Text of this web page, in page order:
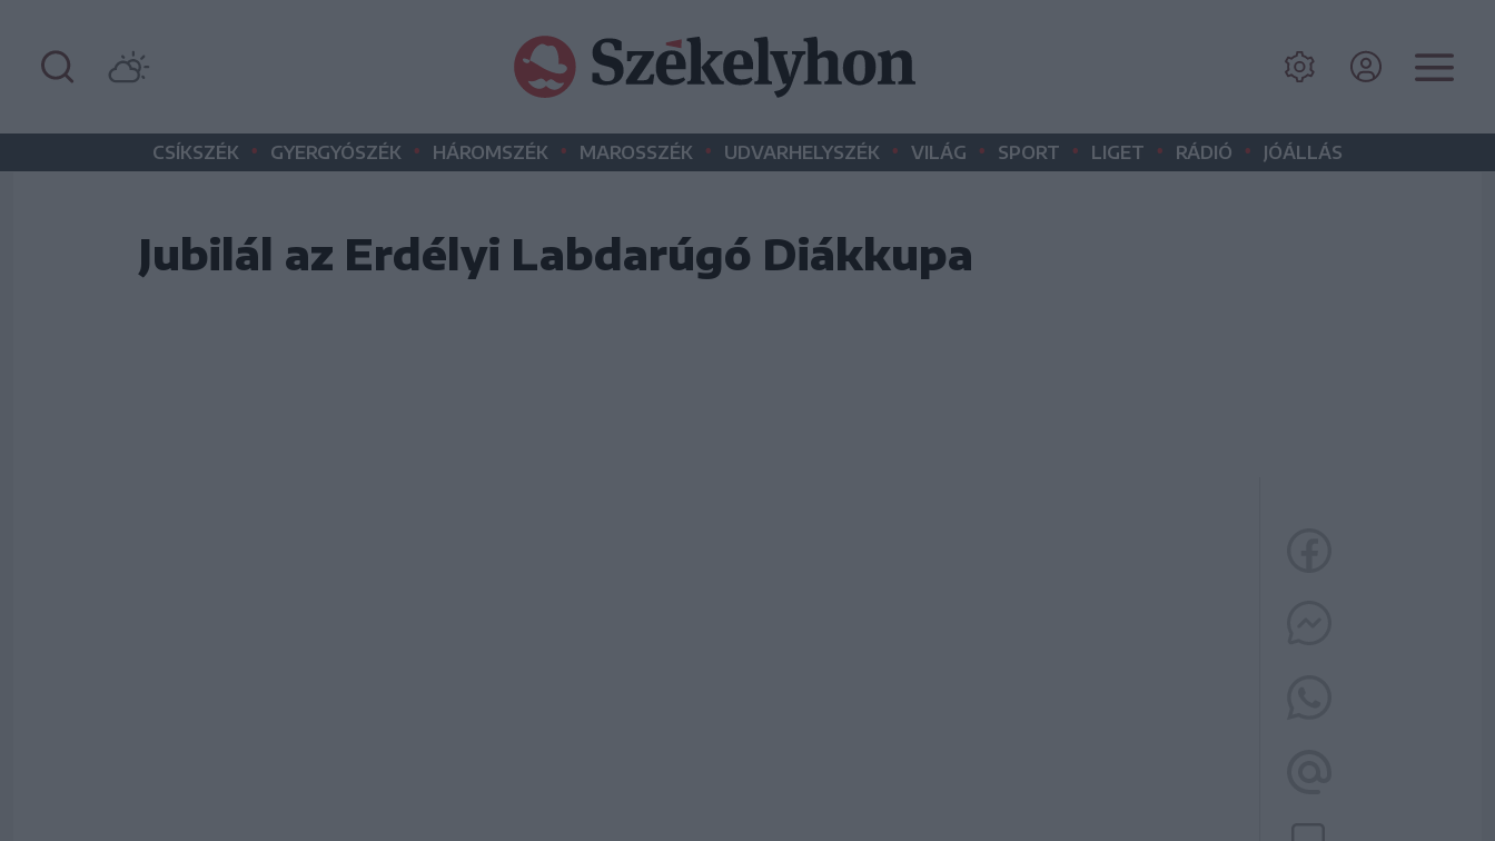
CSÍKSZÉK • GYERGYÓSZÉK • HÁROMSZÉK • MAROSSZÉK • UDVARHELYSZÉK • VILÁG • SPORT • LIGET • RÁDIÓ • JÓÁLLÁS
Jubilál az Erdélyi Labdarúgó Diákkupa